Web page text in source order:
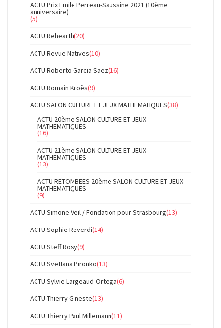
ACTU Prix Emile Perreau-Saussine 2021 (10ème
anniversaire)
(5)
ACTU Rehearth(20)
ACTU Revue Natives(10)
ACTU Roberto Garcia Saez(16)
ACTU Romain Kroës(9)
ACTU SALON CULTURE ET JEUX MATHEMATIQUES(38)
ACTU 20ème SALON CULTURE ET JEUX
MATHEMATIQUES
(16)
ACTU 21ème SALON CULTURE ET JEUX
MATHEMATIQUES
(13)
ACTU RETOMBEES 20ème SALON CULTURE ET JEUX
MATHEMATIQUES
(9)
ACTU Simone Veil / Fondation pour Strasbourg(13)
ACTU Sophie Reverdi(14)
ACTU Steff Rosy(9)
ACTU Svetlana Pironko(13)
ACTU Sylvie Largeaud-Ortega(6)
ACTU Thierry Gineste(13)
ACTU Thierry Paul Millemann(11)